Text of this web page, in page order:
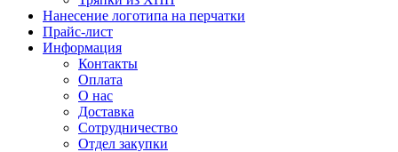
Нанесение логотипа на перчатки
Прайс-лист
Информация
Контакты
Оплата
О нас
Доставка
Сотрудничество
Отдел закупки